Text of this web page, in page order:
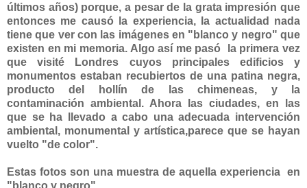
últimos años) porque, a pesar de la grata impresión que
entonces me causó la experiencia,
la actualidad nada
tiene que ver con las imágenes en "blanco y negro" que
existen en mi memoria. Algo así me pasó la primera vez
que visité Londres cuyos principales edificios y
monumentos estaban recubiertos de una patina negra,
producto del hollín de las chimeneas, y la
contaminación ambiental. Ahora las ciudades, en las
que se ha llevado a cabo una adecuada intervención
ambiental, monumental y artística,parece que se hayan
vuelto "de color".
Estas fotos son una muestra de aquella experiencia en
"blanco y negro"